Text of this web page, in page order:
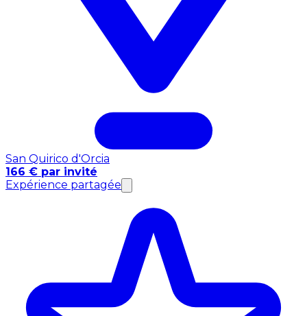
San Quirico d'Orcia
166 € par invité
Expérience partagée